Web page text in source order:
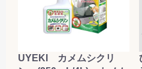
UYEKI カメムシクリ